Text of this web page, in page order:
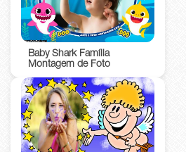
Baby Shark Família
Montagem de Foto